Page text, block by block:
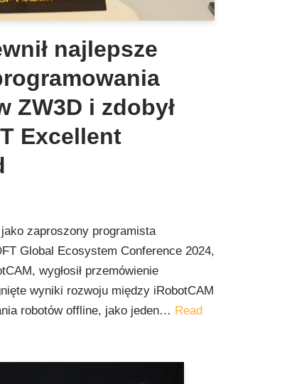
najlepsze
ZW3D i zdobył
Excellent
zaproszony programista
Global Ecosystem Conference 2024,
wygłosił przemówienie
wyniki rozwoju między iRobotCAM
robotów offline, jako jeden… Read